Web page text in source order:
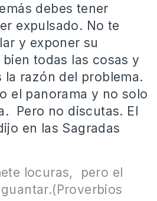
debes tener
expulsado. No te
y exponer su
todas las cosas y
la razón del problema.
el panorama y no solo
Pero no discutas. El
en las Sagradas
locuras, pero el